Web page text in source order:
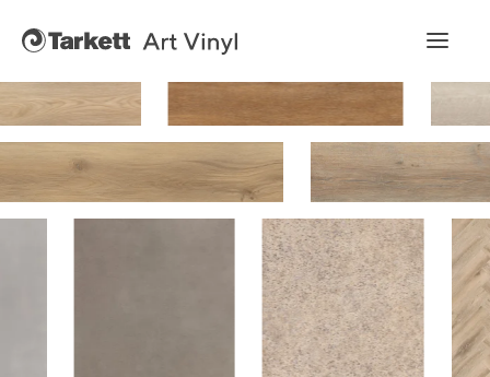
Art Vinyl
Коллекции
Укладка
Конструктор интерьера
Art Vinyl в интерьере